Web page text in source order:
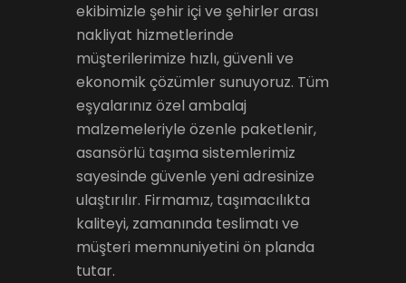
ekibimizle şehir içi ve şehirler arası
nakliyat hizmetlerinde
müşterilerimize hızlı, güvenli ve
ekonomik çözümler sunuyoruz. Tüm
eşyalarınız özel ambalaj
malzemeleriyle özenle paketlenir,
asansörlü taşıma sistemlerimiz
sayesinde güvenle yeni adresinize
ulaştırılır. Firmamız, taşımacılıkta
kaliteyi, zamanında teslimatı ve
müşteri memnuniyetini ön planda
tutar.